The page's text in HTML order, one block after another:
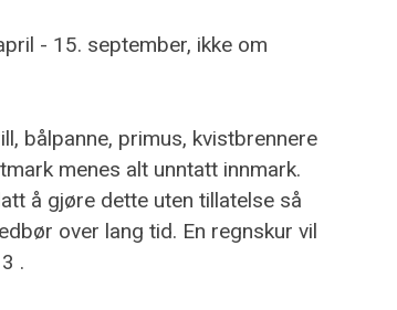
- 15. september, ikke om
bålpanne, primus, kvistbrennere
menes alt unntatt innmark.
å gjøre dette uten tillatelse så
over lang tid. En regnskur vil
.